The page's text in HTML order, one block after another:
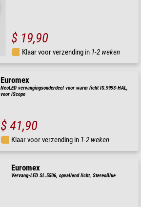
$ 19,90
Klaar voor verzending in 1-2 weken
Euromex
NeoLED vervangingsonderdeel voor warm licht IS.9993-HAL,
voor iScope
$ 41,90
Klaar voor verzending in 1-2 weken
Euromex
Vervang-LED SL.5506, opvallend licht, StereoBlue